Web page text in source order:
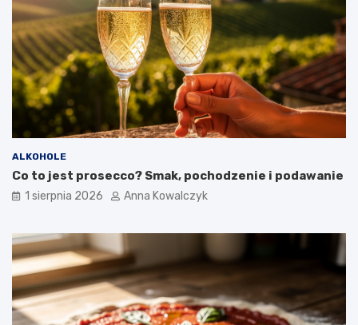
ALKOHOLE
Co to jest prosecco? Smak, pochodzenie i podawanie
1 sierpnia 2026 Anna Kowalczyk